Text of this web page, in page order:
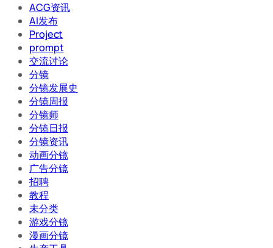
ACG资讯
AI发布
Project
prompt
交流讨论
分镜
分镜发展史
分镜周报
分镜师
分镜日报
分镜资讯
动画分镜
广告分镜
招聘
教程
未分类
游戏分镜
漫画分镜